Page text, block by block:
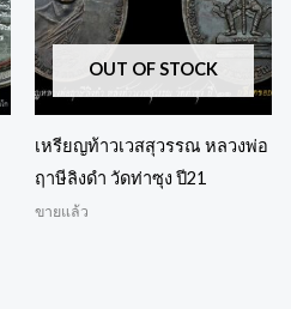
OUT OF STOCK
เหรียญท้าวเวสสุวรรณ หลวงพ่อ
ฤาษีลิงดำ วัดท่าซุง ปี21
ขายแล้ว